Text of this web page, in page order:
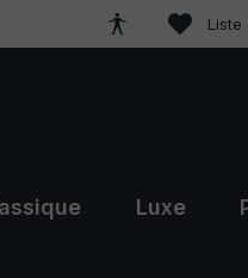
Liste
Luxe